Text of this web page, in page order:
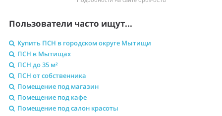
Пользователи часто ищут...
Купить ПСН в городском округе Мытищи
ПСН в Мытищах
ПСН до 35 м²
ПСН от собственника
Помещение под магазин
Помещение под кафе
Помещение под салон красоты